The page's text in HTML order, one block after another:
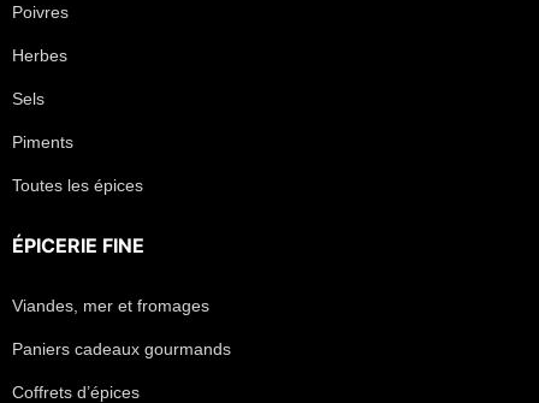
Poivres
Herbes
Sels
Piments
Toutes les épices
ÉPICERIE FINE
Viandes, mer et fromages
Paniers cadeaux gourmands
Coffrets d’épices